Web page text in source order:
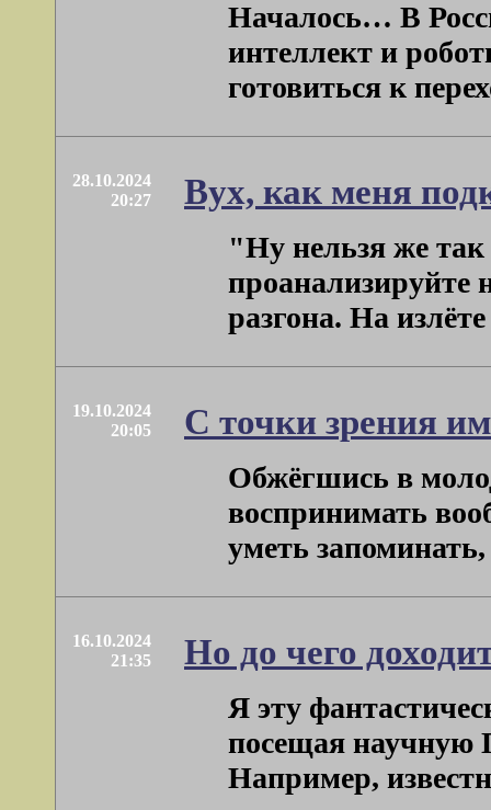
Началось… В
интеллект и
готовиться к
28.10.2024
20:27
Вух, как меня
"Ну нельзя же
проанализируйте
разгона. На
19.10.2024
20:05
С точки зрения
Обжёгшись в
воспринимать
уметь запоминать,
16.10.2024
21:35
Но до чего
Я эту
посещая научную
Например,